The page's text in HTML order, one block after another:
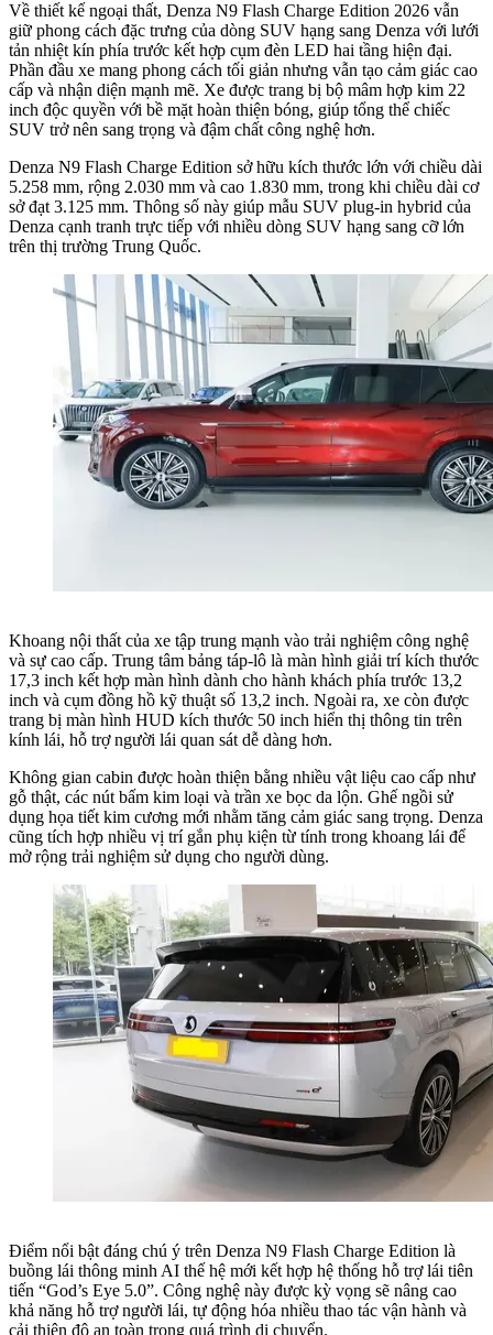
Về thiết kế ngoại thất, Denza N9 Flash Charge Edition 2026 vẫn
giữ phong cách đặc trưng của dòng SUV hạng sang Denza với lưới
tản nhiệt kín phía trước kết hợp cụm đèn LED hai tầng hiện đại.
Phần đầu xe mang phong cách tối giản nhưng vẫn tạo cảm giác cao
cấp và nhận diện mạnh mẽ. Xe được trang bị bộ mâm hợp kim 22
inch độc quyền với bề mặt hoàn thiện bóng, giúp tổng thể chiếc
SUV trở nên sang trọng và đậm chất công nghệ hơn.
Denza N9 Flash Charge Edition sở hữu kích thước lớn với chiều dài
5.258 mm, rộng 2.030 mm và cao 1.830 mm, trong khi chiều dài cơ
sở đạt 3.125 mm. Thông số này giúp mẫu SUV plug-in hybrid của
Denza cạnh tranh trực tiếp với nhiều dòng SUV hạng sang cỡ lớn
trên thị trường Trung Quốc.
Khoang nội thất của xe tập trung mạnh vào trải nghiệm công nghệ
và sự cao cấp. Trung tâm bảng táp-lô là màn hình giải trí kích thước
17,3 inch kết hợp màn hình dành cho hành khách phía trước 13,2
inch và cụm đồng hồ kỹ thuật số 13,2 inch. Ngoài ra, xe còn được
trang bị màn hình HUD kích thước 50 inch hiển thị thông tin trên
kính lái, hỗ trợ người lái quan sát dễ dàng hơn.
Không gian cabin được hoàn thiện bằng nhiều vật liệu cao cấp như
gỗ thật, các nút bấm kim loại và trần xe bọc da lộn. Ghế ngồi sử
dụng họa tiết kim cương mới nhằm tăng cảm giác sang trọng. Denza
cũng tích hợp nhiều vị trí gắn phụ kiện từ tính trong khoang lái để
mở rộng trải nghiệm sử dụng cho người dùng.
Điểm nổi bật đáng chú ý trên Denza N9 Flash Charge Edition là
buồng lái thông minh AI thế hệ mới kết hợp hệ thống hỗ trợ lái tiên
tiến “God’s Eye 5.0”. Công nghệ này được kỳ vọng sẽ nâng cao
khả năng hỗ trợ người lái, tự động hóa nhiều thao tác vận hành và
cải thiện độ an toàn trong quá trình di chuyển.